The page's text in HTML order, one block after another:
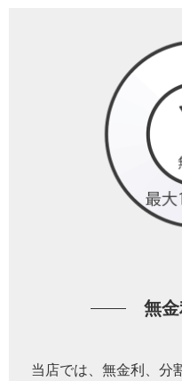
無
当店では、無金利、分